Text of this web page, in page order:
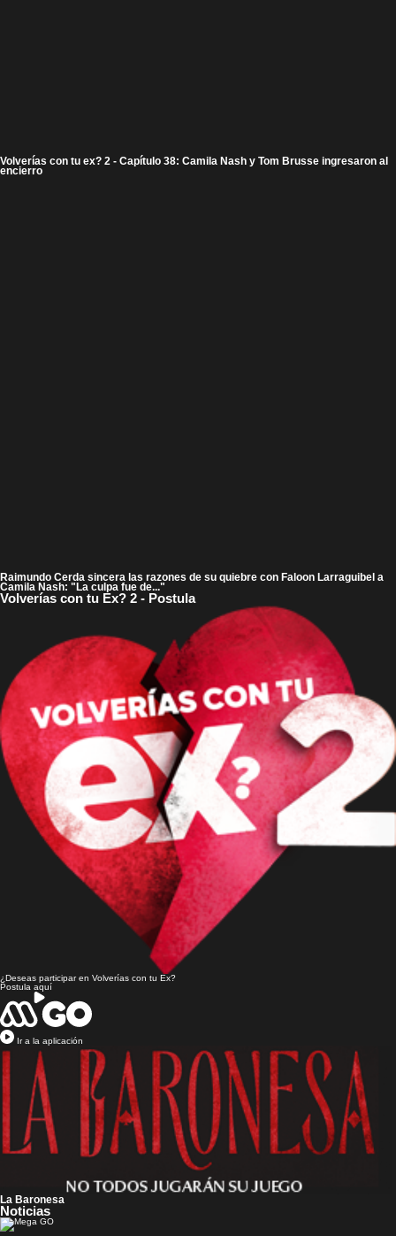
Volverías con tu ex? 2 - Capítulo 38: Camila Nash y Tom Brusse ingresaron al
encierro
Raimundo Cerda sincera las razones de su quiebre con Faloon Larraguibel a
Camila Nash: "La culpa fue de..."
Volverías con tu Ex? 2 - Postula
¿Deseas participar en Volverías con tu Ex?
Postula aquí
Ir a la aplicación
La Baronesa
Noticias